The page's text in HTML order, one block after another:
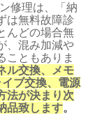
修理は、「納
は無料故障診
んどの場合無
、混み加減や
こともありま
ル交換、メモ
ブ交換、電源
法が決まり次
品致します。